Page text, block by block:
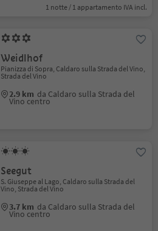
1 notte / 1 appartamento IVA incl.
Weidlhof
Pianizza di Sopra, Caldaro sulla Strada del Vino,
Strada del Vino
2.9 km da Caldaro sulla Strada del
Vino centro
Seegut
S. Giuseppe al Lago, Caldaro sulla Strada del
Vino, Strada del Vino
3.7 km da Caldaro sulla Strada del
Vino centro